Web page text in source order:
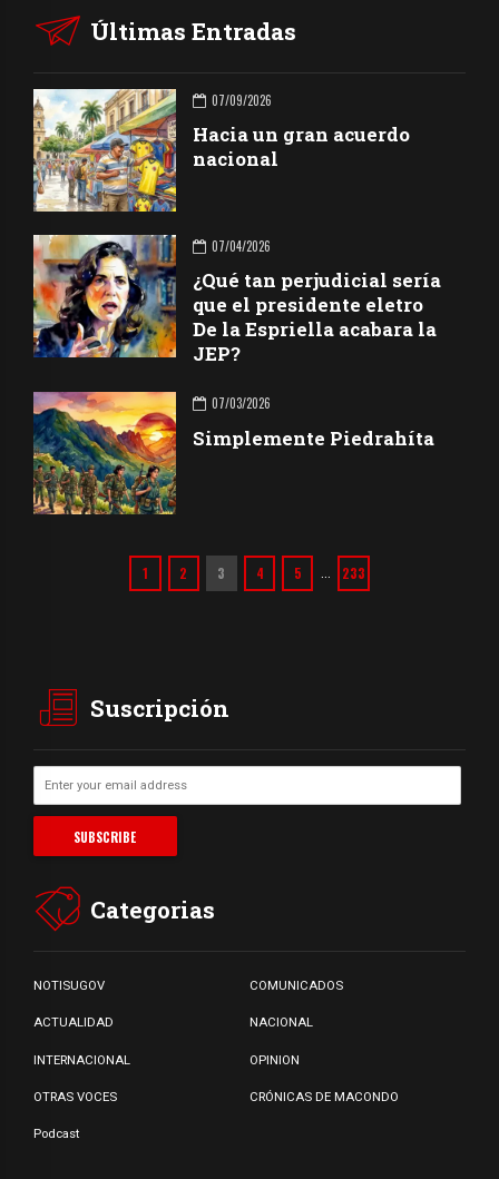
Últimas Entradas
07/09/2026
Hacia un gran acuerdo
nacional
07/04/2026
¿Qué tan perjudicial sería
que el presidente eletro
De la Espriella acabara la
JEP?
07/03/2026
Simplemente Piedrahíta
1 2 3 4 5 … 233
Suscripción
Categorias
NOTISUGOV COMUNICADOS
ACTUALIDAD NACIONAL
INTERNACIONAL OPINION
OTRAS VOCES CRÓNICAS DE MACONDO
Podcast